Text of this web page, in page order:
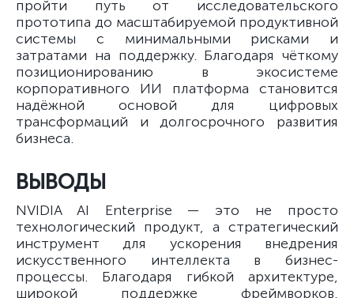
пройти путь от исследовательского
прототипа до масштабируемой продуктивной
системы с минимальными рисками и
затратами на поддержку. Благодаря чёткому
позиционированию в экосистеме
корпоративного ИИ платформа становится
надёжной основой для цифровых
трансформаций и долгосрочного развития
бизнеса.
ВЫВОДЫ
NVIDIA AI Enterprise — это не просто
технологический продукт, а стратегический
инструмент для ускорения внедрения
искусственного интеллекта в бизнес-
процессы. Благодаря гибкой архитектуре,
широкой поддержке фреймворков,